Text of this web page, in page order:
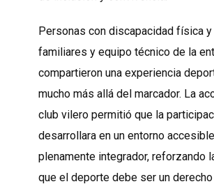
Personas con discapacidad física y
familiares y equipo técnico de la
compartieron una experiencia
mucho más allá del marcador. La
club vilero permitió que la
desarrollara en un entorno
plenamente integrador, reforzando
que el deporte debe ser un derecho